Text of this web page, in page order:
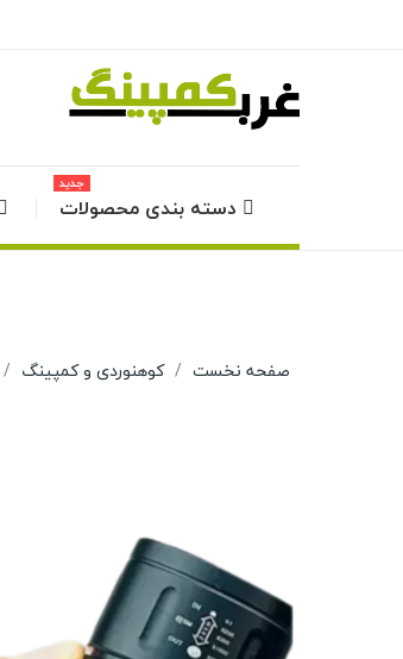
دسته بندی محصولات
جدید
صفحه نخست کوهنوردی و کمپینگ